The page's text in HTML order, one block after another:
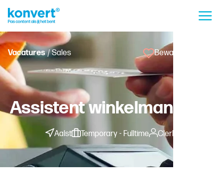
Vacatures/ Sales Bewaar vacature
Assistent winkelmanager
Aalst Temporary - Fulltime Clerk